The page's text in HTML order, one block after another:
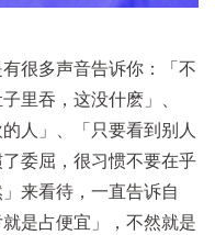
很多声音告诉你：「不
里吞，这没什麽」、
人」、「只要看到别人
委屈，很习惯不要在乎
来看待，一直告诉自
是占便宜」，不然就是